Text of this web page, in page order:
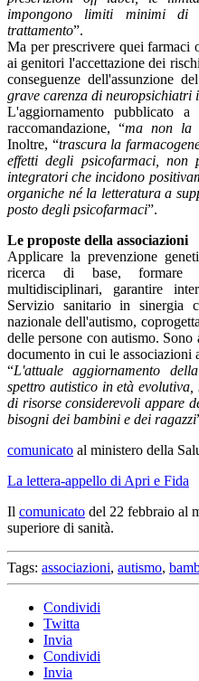
impongono limiti minimi
trattamento”.
Ma per prescrivere quei
ai genitori l'accettazione dei
conseguenze dell'assunzione
grave carenza di neuropsichiatri
L'aggiornamento pubblicato
raccomandazione, “ma non la
Inoltre, “trascura la
effetti degli psicofarmaci, non
integratori che incidono
organiche né la letteratura a
posto degli psicofarmaci”.
Le proposte della associazioni
Applicare la prevenzione
ricerca di base, formare
multidisciplinari, garantire
Servizio sanitario in sinergia
nazionale dell'autismo,
delle persone con autismo.
documento in cui le associazioni
“L'attuale aggiornamento
spettro autistico in età
di risorse considerevoli appare
bisogni dei bambini e dei ragazzi
comunicato al ministero della
La lettera-appello di Apri e Fida
Il comunicato del 22 febbraio al
superiore di sanità.
Tags: associazioni, autismo,
Condividi
Twitta
Invia
Condividi
Invia